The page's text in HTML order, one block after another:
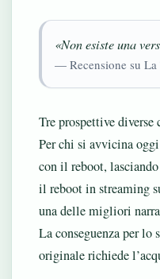
«Non esiste una
— Recensione su La
Tre prospettive
Per chi si avvicina
con il reboot,
il reboot in streaming
una delle migliori
La conseguenza per lo
originale richiede